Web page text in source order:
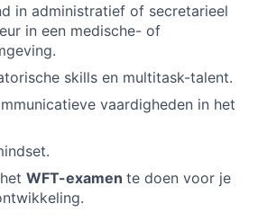
in administratief of secretarieel
in een medische- of
skills en multitask-talent.
vaardigheden in het
WFT-examen te doen voor je